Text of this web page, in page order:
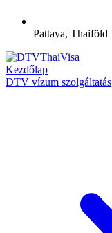
Pattaya, Thaiföld
Kezdőlap
DTV vízum szolgáltatás